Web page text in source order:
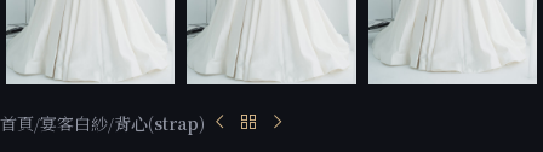
首頁 宴客白紗 背心(strap)